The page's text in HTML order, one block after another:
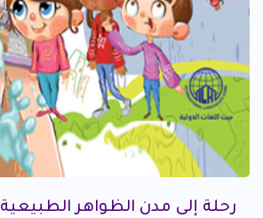
رحلة إلى مدن الظواهر الطبيعية